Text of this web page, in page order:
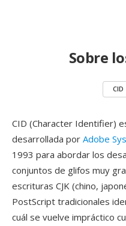
Sobre
CID
CID (Character Identifier)
desarrollada por Adobe
1993 para abordar los
conjuntos de glifos muy
escrituras CJK (chino,
PostScript tradicionales
cuál se vuelve impráctico